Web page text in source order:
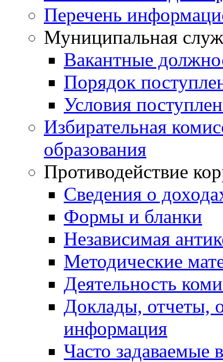
Перечень
Муниципальная
Вакантные
Порядок
Условия
Избирательная
образования
Противодействие
Сведения о
Формы и бланки
Независимая
Методические
Деятельность
Доклады, отчеты,
информация
Часто задаваемые